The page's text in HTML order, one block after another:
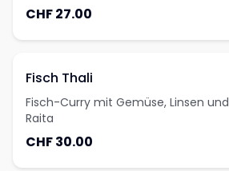
und Knoblauch
CHF 27.00
Fisch Thali
Fisch-Curry mit Gemüse, Linsen und
Raita
CHF 30.00